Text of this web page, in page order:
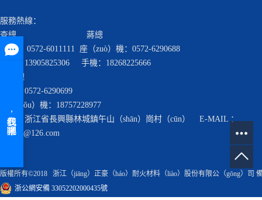
服務熱線：
查總 蔣總
座機： 0572-6011111 座（zuò）機：0572-6290688
手機：13905825306 手機：18268225666
查經理
座機：0572-6290699
手（shǒu）機：18757228977
地址：浙江省長興縣林城鎮午山（shān）崗村（cūn） E-MAIL ：
cnzhnh@126.com
版權所有©2018 浙江（jiāng）正豪（háo）耐火材料（liào）股份有限公（gōng）司
浙公網安備 33052202000435號